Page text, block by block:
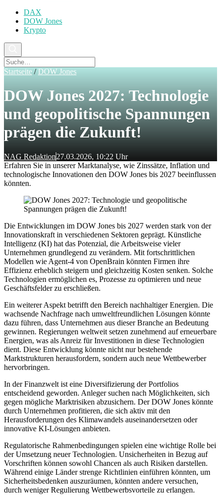
DAX
DOW Jones
Krypto
Startseite / DOW Jones
DOW Jones 2027: Technologie
und geopolitische Spannungen
prägen die Zukunft!
NAG Redaktion27.03.2026, 10:22 Uhr
Erfahren Sie in unserer Marktanalyse, wie Zinssätze, Inflation und
technologische Innovationen den DOW Jones bis 2027 beeinflussen
könnten.
Die Entwicklungen im DOW Jones bis 2027 werden stark von der
Innovationskraft in verschiedenen Sektoren geprägt. Künstliche
Intelligenz (KI) hat das Potenzial, die Arbeitsweise vieler
Unternehmen grundlegend zu verändern. Mit fortschrittlichen
Modellen wie Agent-4 von OpenBrain könnten Firmen ihre
Effizienz erheblich steigern und gleichzeitig Kosten senken. Solche
Technologien ermöglichen es, Prozesse zu optimieren und neue
Geschäftsfelder zu erschließen.
Ein weiterer Aspekt betrifft den Bereich nachhaltiger Energien. Die
wachsende Nachfrage nach umweltfreundlichen Lösungen könnte
dazu führen, dass Unternehmen aus dieser Branche an Bedeutung
gewinnen. Regierungen weltweit setzen zunehmend auf erneuerbare
Energien, was als Anreiz für Investitionen in diese Technologien
dient. Diese Entwicklung könnte nicht nur bestehende
Marktstrukturen herausfordern, sondern auch neue Wettbewerber
hervorbringen.
In der Finanzwelt ist eine Diversifizierung der Portfolios
entscheidend geworden. Anleger suchen nach Möglichkeiten, sich
gegen mögliche Marktrisiken abzusichern. Der DOW Jones könnte
durch Unternehmen profitieren, die sich aktiv mit den
Herausforderungen des Klimawandels auseinandersetzen oder
innovative KI-Lösungen anbieten.
Regulatorische Rahmenbedingungen spielen eine wichtige Rolle bei
der Umsetzung neuer Technologien. Unsicherheiten in Bezug auf
Vorschriften können sowohl Chancen als auch Risiken darstellen.
Während einige Länder strenge Richtlinien einführen könnten, um
Sicherheitsbedenken auszuräumen, könnten andere versuchen,
durch weniger Regulierung Wettbewerbsvorteile zu erlangen.